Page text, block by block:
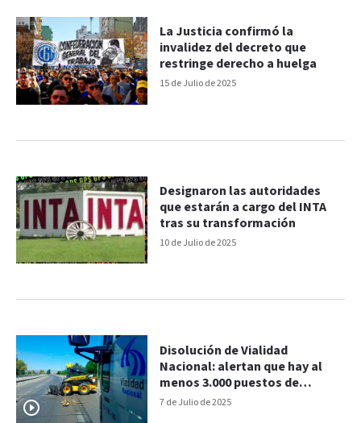
15 de Julio de 2025
La Justicia confirmó la
invalidez del decreto que
restringe derecho a huelga
10 de Julio de 2025
Designaron las autoridades
que estarán a cargo del INTA
tras su transformación
7 de Julio de 2025
Disolución de Vialidad
Nacional: alertan que hay al
menos 3.000 puestos de
trabajo en riesgo